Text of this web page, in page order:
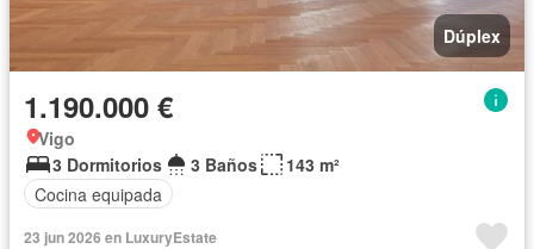
Dúplex
1.190.000 €
Vigo
3 Dormitorios
3 Baños
143 m²
Cocina equipada
23 jun 2026 en LuxuryEstate